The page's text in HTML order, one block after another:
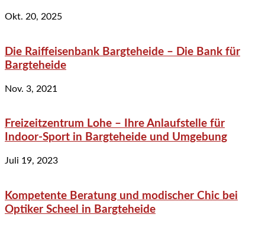
Okt. 20, 2025
Die Raiffeisenbank Bargteheide – Die Bank für
Bargteheide
Nov. 3, 2021
Freizeitzentrum Lohe – Ihre Anlaufstelle für
Indoor-Sport in Bargteheide und Umgebung
Juli 19, 2023
Kompetente Beratung und modischer Chic bei
Optiker Scheel in Bargteheide